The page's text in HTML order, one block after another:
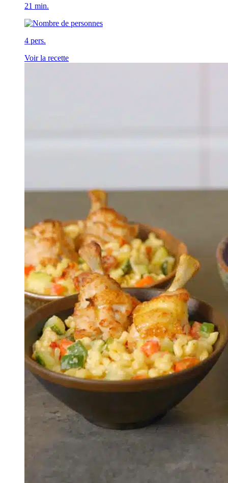
21 min.
4 pers.
Voir la recette